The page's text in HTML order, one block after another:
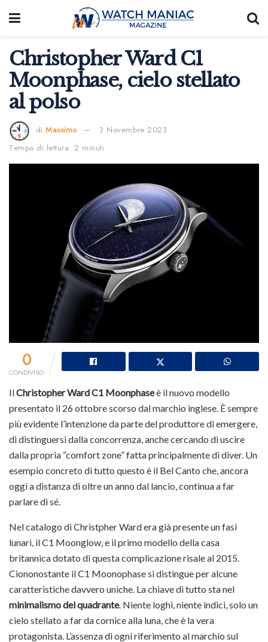
Christopher Ward C1
Moonphase, cielo stellato
al polso
di Massimo
3 Novembre 2023
Tempo di lettura: 2 minuti
0
CONDIVISO
IlChristopher Ward C1 Moonphaseè il nuovo modello
presentato il 26 ottobre scorso dal marchio inglese. È sempre
più evidente l’intenzione da parte del produttore di emergere,
di distinguersi dalla concorrenza, anche cercando di uscire
dalla propria “comfort zone” fatta principalmente di diver. Un
esempio concreto di tutto questo è il Bel Canto che, ancora
oggi a distanza di oltre un anno dal lancio, continua a far
parlare di sé.
Nel catalogo di Christpher Ward era già presente un fasi
lunari, il C1 Moonglow, e il primo modello della casa
britannica dotato di questa complicazione risale al 2015.
Ciononostante il C1 Moonophase si distingue per alcune
caratteristiche davvero uniche. La chiave di tutto sta nel
minimalismo del quadrante. Niente loghi, niente indici, solo un
cielo stellato a far da cornice alla luna, che è la vera
protagonista. L’assenza di ogni riferimento al marchio sul